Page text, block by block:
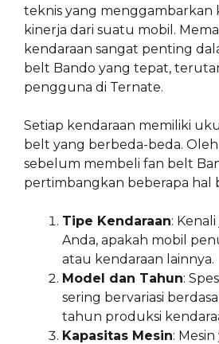
teknis yang menggambarkan
kinerja dari suatu mobil.
kendaraan sangat penting
belt Bando yang tepat,
pengguna di Ternate.
Setiap kendaraan memiliki
belt yang berbeda-beda.
sebelum membeli fan belt
pertimbangkan beberapa hal
Tipe Kendaraan:
Anda, apakah mobil
atau kendaraan lainnya.
Model dan Tahun:
sering bervariasi
tahun produksi
Kapasitas Mesin: